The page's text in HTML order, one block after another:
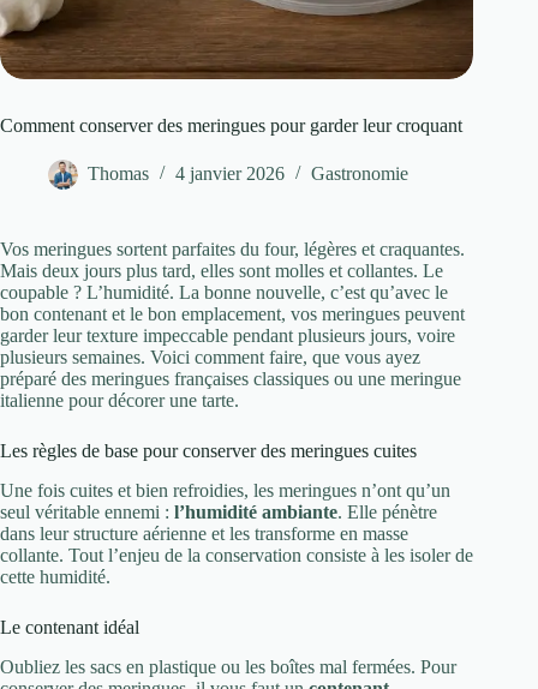
Comment conserver des meringues pour garder leur croquant
Thomas 4 janvier 2026 Gastronomie
Vos meringues sortent parfaites du four, légères et craquantes.
Mais deux jours plus tard, elles sont molles et collantes. Le
coupable ? L’humidité. La bonne nouvelle, c’est qu’avec le
bon contenant et le bon emplacement, vos meringues peuvent
garder leur texture impeccable pendant plusieurs jours, voire
plusieurs semaines. Voici comment faire, que vous ayez
préparé des meringues françaises classiques ou une meringue
italienne pour décorer une tarte.
Les règles de base pour conserver des meringues cuites
Une fois cuites et bien refroidies, les meringues n’ont qu’un
seul véritable ennemi : l’humidité ambiante. Elle pénètre
dans leur structure aérienne et les transforme en masse
collante. Tout l’enjeu de la conservation consiste à les isoler de
cette humidité.
Le contenant idéal
Oubliez les sacs en plastique ou les boîtes mal fermées. Pour